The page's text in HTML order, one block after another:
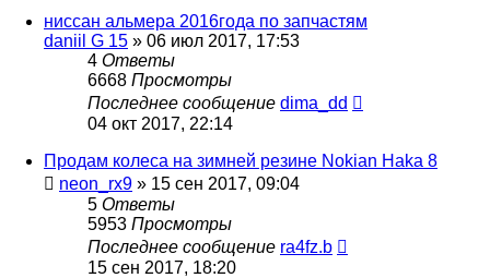
ниссан альмера 2016года по запчастям
daniil G 15 » 06 июл 2017, 17:53
4 Ответы
6668 Просмотры
Последнее сообщение dima_dd
04 окт 2017, 22:14
Продам колеса на зимней резине Nokian Haka 8
neon_rx9 » 15 сен 2017, 09:04
5 Ответы
5953 Просмотры
Последнее сообщение ra4fz.b
15 сен 2017, 18:20